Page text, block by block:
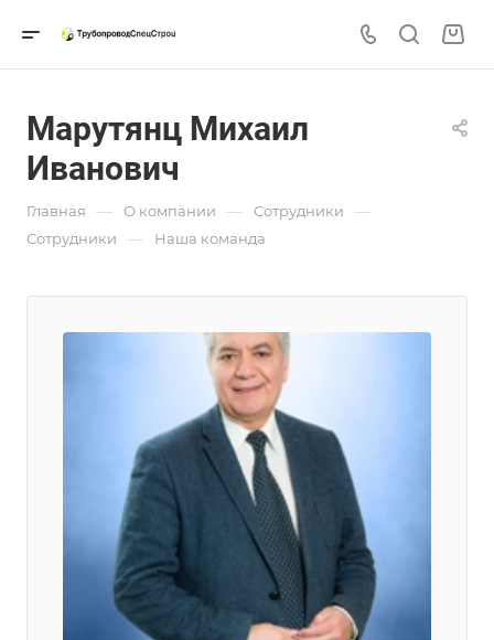
Марутянц Михаил
Иванович
Главная — О компании — Сотрудники —
Сотрудники — Наша команда